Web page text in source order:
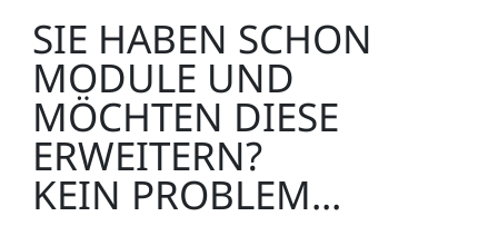
SIE HABEN SCHON
MODULE UND
MÖCHTEN DIESE
ERWEITERN?
KEIN PROBLEM...